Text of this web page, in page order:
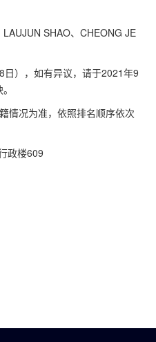
SHAO、CHEONG JE
），如有异议，请于2021年9
情况为准，依照排名顺序依次
行政楼609